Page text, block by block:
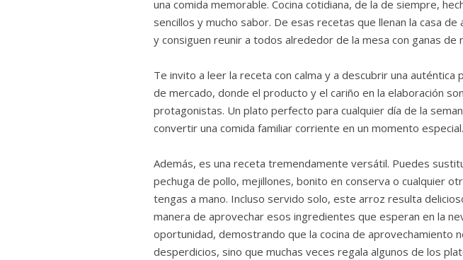
una comida memorable. Cocina cotidiana, de la de siempre,
sencillos y mucho sabor. De esas recetas que llenan la casa
y consiguen reunir a todos alrededor de la mesa con ganas de
Te invito a leer la receta con calma y a descubrir una auténtica
de mercado, donde el producto y el cariño en la elaboración
protagonistas. Un plato perfecto para cualquier día de la
convertir una comida familiar corriente en un momento especial.
Además, es una receta tremendamente versátil. Puedes
pechuga de pollo, mejillones, bonito en conserva o cualquier
tengas a mano. Incluso servido solo, este arroz resulta
manera de aprovechar esos ingredientes que esperan en la
oportunidad, demostrando que la cocina de aprovechamiento
desperdicios, sino que muchas veces regala algunos de los